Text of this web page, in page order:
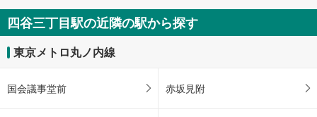
保
存
す
る
四谷三丁目駅の近隣の駅から探す
東京メトロ丸ノ内線
国会議事堂前 赤坂見附